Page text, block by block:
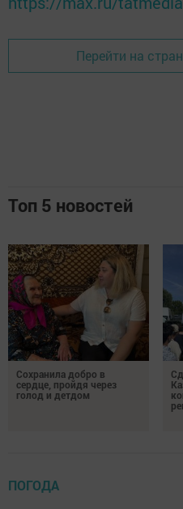
Перейти на
Топ 5 новостей
Сохранила добро в
сердце, пройдя через
голод и детдом
ПОГОДА